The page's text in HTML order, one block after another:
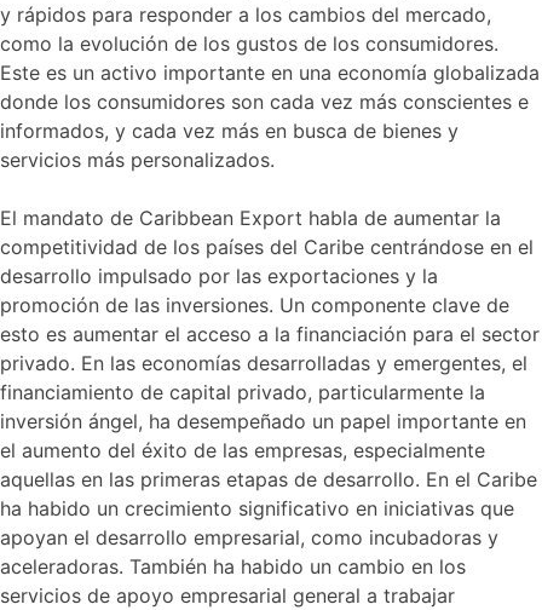
y rápidos para responder a los cambios del mercado,
como la evolución de los gustos de los consumidores.
Este es un activo importante en una economía globalizada
donde los consumidores son cada vez más conscientes e
informados, y cada vez más en busca de bienes y
servicios más personalizados.
El mandato de Caribbean Export habla de aumentar la
competitividad de los países del Caribe centrándose en el
desarrollo impulsado por las exportaciones y la
promoción de las inversiones. Un componente clave de
esto es aumentar el acceso a la financiación para el sector
privado. En las economías desarrolladas y emergentes, el
financiamiento de capital privado, particularmente la
inversión ángel, ha desempeñado un papel importante en
el aumento del éxito de las empresas, especialmente
aquellas en las primeras etapas de desarrollo. En el Caribe
ha habido un crecimiento significativo en iniciativas que
apoyan el desarrollo empresarial, como incubadoras y
aceleradoras. También ha habido un cambio en los
servicios de apoyo empresarial general a trabajar